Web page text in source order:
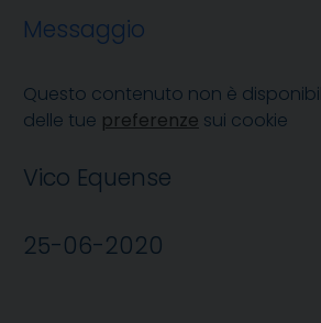
Messaggio
Questo contenuto non è
delle tue preferenze sui cookie
Vico Equense
25-06-2020